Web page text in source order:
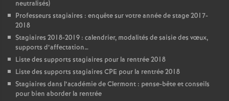
neutralisés)
Professeurs stagiaires : enquête sur votre année de stage 2017-
2018
Stagiaires 2018-2019 : calendrier, modalités de saisie des vœux,
supports d’affectation…
Liste des supports stagiaires pour la rentrée 2018
Liste des supports stagiaires CPE pour la rentrée 2018
Stagiaires dans l’académie de Clermont : pense-bête et conseils
pour bien aborder la rentrée